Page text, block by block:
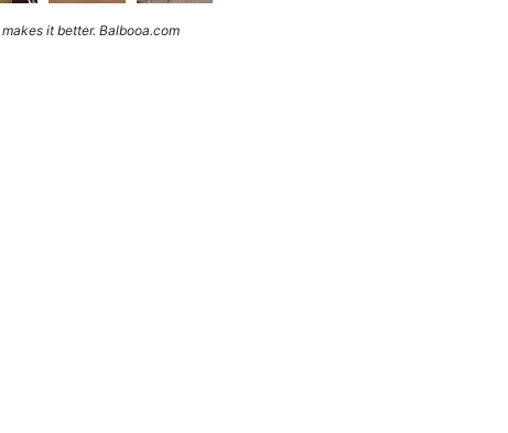
makes it better. Balbooa.com